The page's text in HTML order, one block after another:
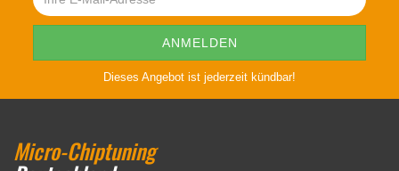
Dieses Angebot ist jederzeit kündbar!
Micro-Chiptuning